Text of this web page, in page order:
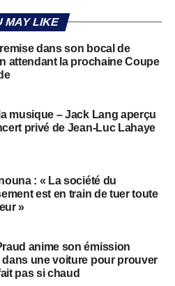
MAY LIKE
dans son bocal de
attendant la prochaine Coupe
musique – Jack Lang aperçu
privé de Jean-Luc Lahaye
: « La société du
est en train de tuer toute
»
anime son émission
dans une voiture pour prouver
pas si chaud